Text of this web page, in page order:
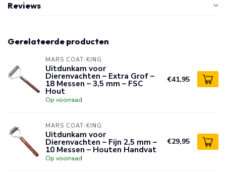
Reviews
Gerelateerde producten
MARS COAT-KING
Uitdunkam voor
Dierenvachten – Extra Grof –
18 Messen – 3,5 mm – FSC
Hout
Op voorraad
€41,95
MARS COAT-KING
Uitdunkam voor
Dierenvachten – Fijn 2,5 mm –
10 Messen – Houten Handvat
Op voorraad
€29,95